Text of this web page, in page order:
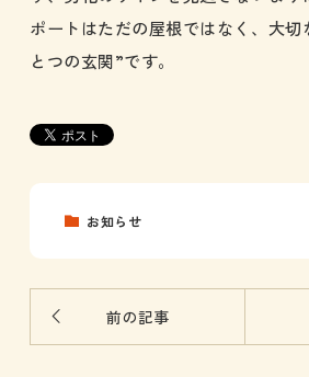
ポートはただの屋根ではなく、大
とつの玄関”です。
お知らせ
前の記事